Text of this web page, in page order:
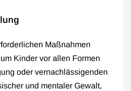
Maßnahmen
Kinder vor allen Formen
oder vernachlässigenden
und mentaler Gewalt,